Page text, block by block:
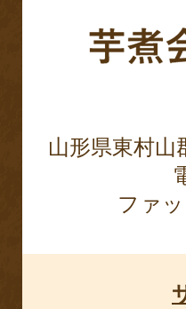
山形県東村山
ファ